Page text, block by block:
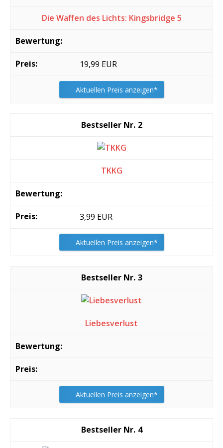
Die Waffen des Lichts: Kingsbridge 5
19,99 EUR
Aktuellen Preis anzeigen*
2
TKKG
3,99 EUR
Aktuellen Preis anzeigen*
3
Liebesverlust
Aktuellen Preis anzeigen*
4